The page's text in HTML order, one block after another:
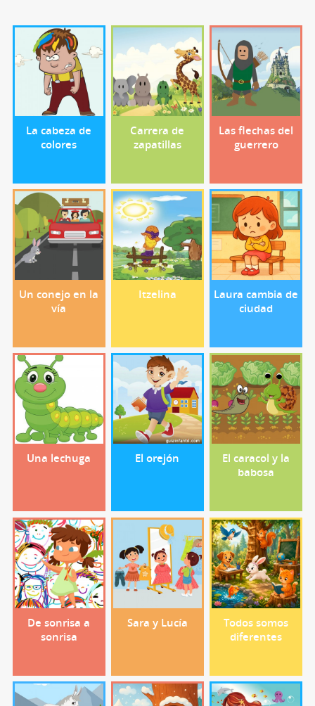
La cabeza de
colores
Carrera de
zapatillas
Las flechas del
guerrero
Un conejo en la
vía
Itzelina
Laura cambia de
ciudad
Una lechuga El orejón
El caracol y la
babosa
De sonrisa a
sonrisa
Sara y Lucía
Todos somos
diferentes